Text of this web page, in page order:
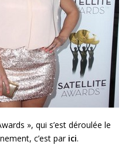
», qui s’est déroulée le
c’est par ici.